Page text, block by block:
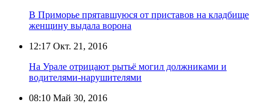
В Приморье прятавшуюся от приставов на кладбище
женщину выдала ворона
12:17 Окт. 21, 2016
На Урале отрицают рытьё могил должниками и
водителями-нарушителями
08:10 Май 30, 2016